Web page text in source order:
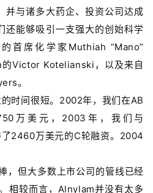
并与诸多大药企、投资公司达成
还能够吸引一支强大的创始科学
首席化学家Muthiah “Mano”
Victor Kotelianski，以及来自
。
时间很短。2002年，我们在AB
万美元，2003年，我们与
2460万美元的C轮融资。2004
，但大多数上市公司的管线已经
相较而言，Alnylam并没有太多